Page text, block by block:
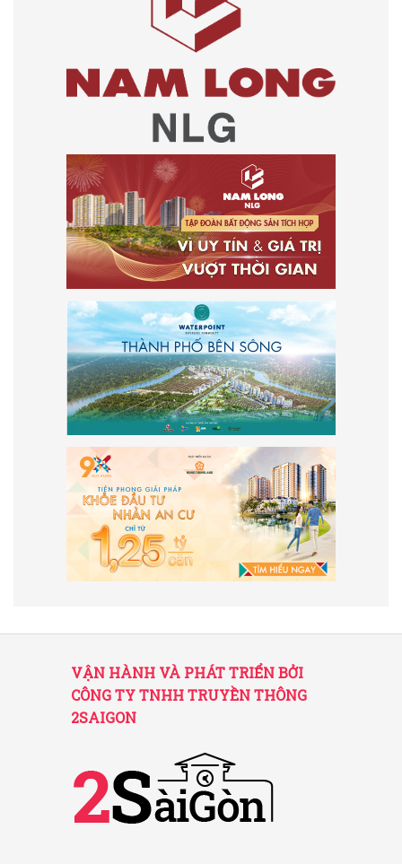
VẬN HÀNH VÀ PHÁT TRIỂN BỞI
CÔNG TY TNHH TRUYỀN THÔNG
2SAIGON